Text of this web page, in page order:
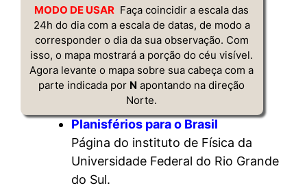
MODO DE USAR Faça coincidir a escala das
24h do dia com a escala de datas, de modo a
corresponder o dia da sua observação. Com
isso, o mapa mostrará a porção do céu visível.
Agora levante o mapa sobre sua cabeça com a
parte indicada por N apontando na direção
Norte.
Planisférios para o Brasil
Página do instituto de Física da
Universidade Federal do Rio Grande
do Sul.